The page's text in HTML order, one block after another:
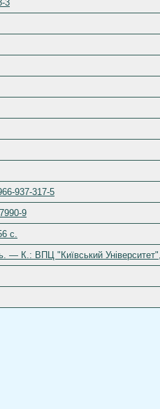
3
937-317-5
9
с.
— К.: ВПЦ "Київський